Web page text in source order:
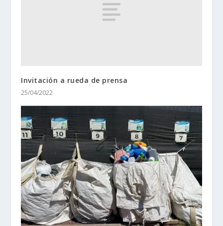
Invitación a rueda de prensa
25/04/2022